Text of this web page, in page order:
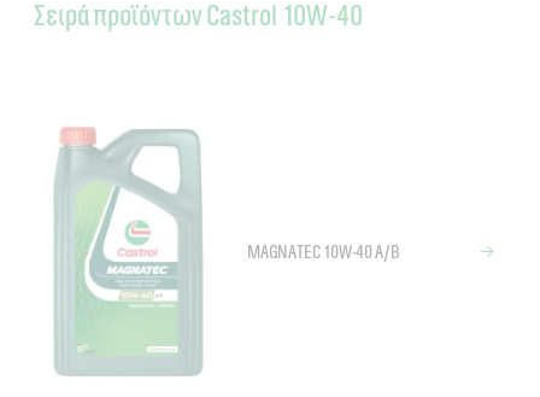
Σειρά προϊόντων Castrol 10W-40
MAGNATEC 10W-40 A/B